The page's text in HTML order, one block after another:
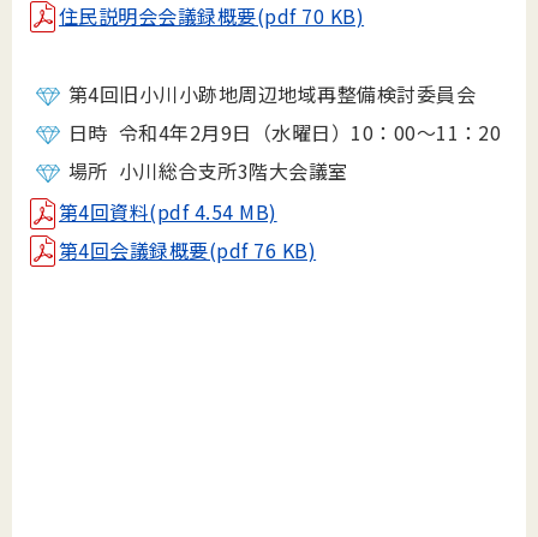
住民説明会会議録概要(pdf 70 KB)
第4回旧小川小跡地周辺地域再整備検討委員会
日時 令和4年2月9日（水曜日）10：00～11：20
場所 小川総合支所3階大会議室
第4回資料(pdf 4.54 MB)
第4回会議録概要(pdf 76 KB)